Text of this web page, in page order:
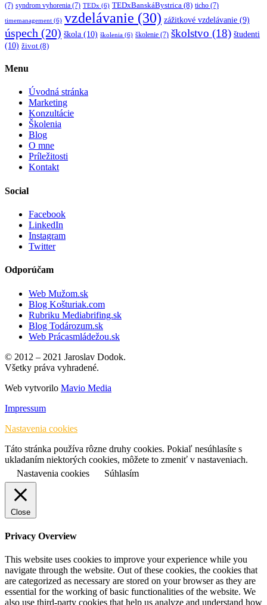
(7) syndrom vyhorenia (7) TEDx (6) TEDxBanskáBystrica (8) ticho (7)
timemanagement (6) vzdelávanie (30) zážitkové vzdelávanie (9)
úspech (20) škola (10) školenia (6) školenie (7) školstvo (18) študenti
(10) život (8)
Menu
Úvodná stránka
Marketing
Konzultácie
Školenia
Blog
O mne
Príležitosti
Kontakt
Social
Facebook
LinkedIn
Instagram
Twitter
Odporúčam
Web Mužom.sk
Blog Košturiak.com
Rubriku Mediabrifing.sk
Blog Todározum.sk
Web Prácasmládežou.sk
© 2012 – 2021 Jaroslav Dodok.
Všetky práva vyhradené.
Web vytvorilo Mavio Media
Impressum
Nastavenia cookies
Táto stránka používa rôzne druhy cookies. Pokiaľ nesúhlasíte s
ukladaním niektorých cookies, môžete to zmeniť v nastaveniach.
Nastavenia cookies
Súhlasím
Close
Privacy Overview
This website uses cookies to improve your experience while you
navigate through the website. Out of these cookies, the cookies that
are categorized as necessary are stored on your browser as they are
essential for the working of basic functionalities of the website. We
also use third-party cookies that help us analyze and understand how